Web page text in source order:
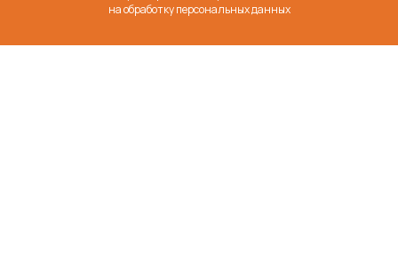
наобработку персональных данных